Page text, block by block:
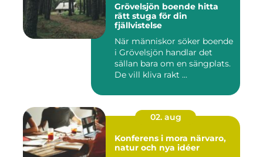
Grövelsjön boende hitta
rätt stuga för din
fjällvistelse
När människor söker boende
i Grövelsjön handlar det
sällan bara om en sängplats.
De vill kliva rakt ...
02. aug
Konferens i mora närvaro,
natur och nya idéer